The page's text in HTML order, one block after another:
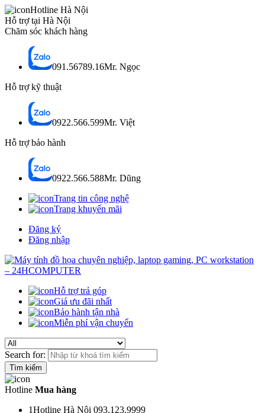
Hotline Hà Nội
Hỗ trợ tại Hà Nội
Chăm sóc khách hàng
091.56789.16Mr. Ngọc
Hỗ trợ kỹ thuật
0922.566.599Mr. Việt
Hỗ trợ bảo hành
0922.566.588Mr. Dũng
Trang tin công nghệ
Trang khuyến mãi
Đăng ký
Đăng nhập
Hỗ trợ trả góp
Giá ưu đãi nhất
Bảo hành tận nhà
Miễn phí vận chuyển
Search for:
Hotline Mua hàng
1Hotline Hà Nội 093.123.9999